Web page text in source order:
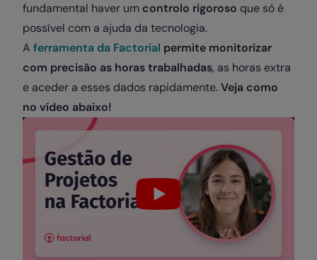
fundamental haver um controlo rigoroso que só é
possível com a ajuda da tecnologia.
A ferramenta da Factorial permite monitorizar
com precisão as horas trabalhadas, as horas extra
e aceder a esses dados rapidamente.Veja como
no vídeo abaixo!